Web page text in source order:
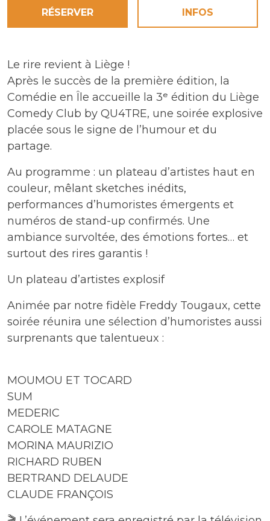
RÉSERVER INFOS
Le rire revient à Liège !
Après le succès de la première édition, la
Comédie en Île accueille la 3ᵉ édition du Liège
Comedy Club by QU4TRE, une soirée explosive
placée sous le signe de l’humour et du
partage.
Au programme : un plateau d’artistes haut en
couleur, mêlant sketches inédits,
performances d’humoristes émergents et
numéros de stand-up confirmés. Une
ambiance survoltée, des émotions fortes… et
surtout des rires garantis !
Un plateau d’artistes explosif
Animée par notre fidèle Freddy Tougaux, cette
soirée réunira une sélection d’humoristes aussi
surprenants que talentueux :
MOUMOU ET TOCARD
SUM
MEDERIC
CAROLE MATAGNE
MORINA MAURIZIO
RICHARD RUBEN
BERTRAND DELAUDE
CLAUDE FRANÇOIS